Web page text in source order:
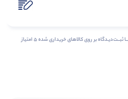
شمـا هـم دربـاره ایـن کــالا دیــدگاه ثبــت کنید، بــا ثبــت‌دیـدگاه بر روی کالاهای خریداری شده ۵ امتیاز